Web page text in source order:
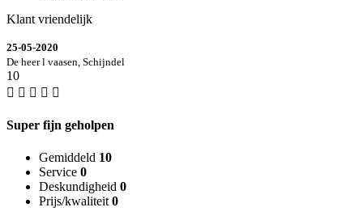
Klant vriendelijk
25-05-2020
De heer l vaasen, Schijndel
10
Super fijn geholpen
Gemiddeld 10
Service 0
Deskundigheid 0
Prijs/kwaliteit 0